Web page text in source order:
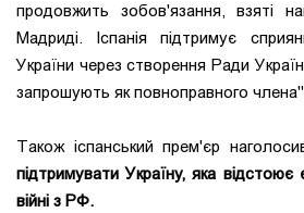
продовжить зобов'язання, взяті
Мадриді. Іспанія підтримує
України через створення Ради
запрошують як повноправного
Також іспанський прем'єр
підтримувати Україну, яка відстоює
війні з РФ.